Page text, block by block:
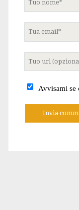
nome
email
sito
Avvisami se